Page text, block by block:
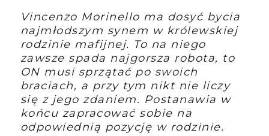
Vincenzo Morinello ma dosyć bycia
najmłodszym synem w królewskiej
rodzinie mafijnej. To na niego
zawsze spada najgorsza robota, to
ON musi sprzątać po swoich
braciach, a przy tym nikt nie liczy
się z jego zdaniem. Postanawia w
końcu zapracować sobie na
odpowiednią pozycję w rodzinie.